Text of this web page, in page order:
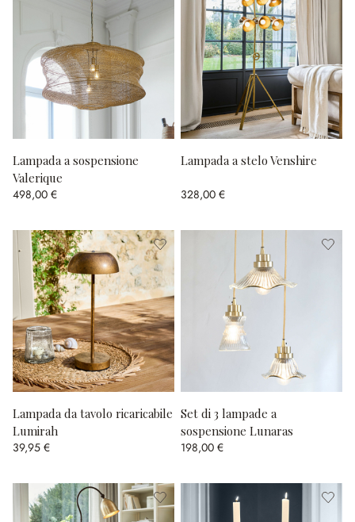
Lampada a sospensione
Valerique
498,00 €
Lampada a stelo Venshire
328,00 €
Lampada da tavolo ricaricabile
Lumirah
39,95 €
Set di 3 lampade a
sospensione Lunaras
198,00 €